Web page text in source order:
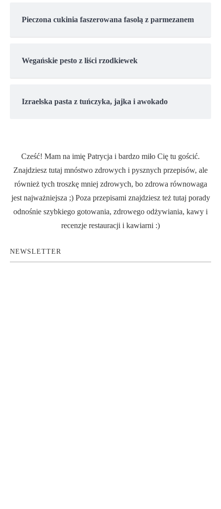
Pieczona cukinia faszerowana fasolą z parmezanem
Wegańskie pesto z liści rzodkiewek
Izraelska pasta z tuńczyka, jajka i awokado
Cześć! Mam na imię Patrycja i bardzo miło Cię tu gościć.
Znajdziesz tutaj mnóstwo zdrowych i pysznych przepisów, ale
również tych troszkę mniej zdrowych, bo zdrowa równowaga
jest najważniejsza ;) Poza przepisami znajdziesz też tutaj porady
odnośnie szybkiego gotowania, zdrowego odżywiania, kawy i
recenzje restauracji i kawiarni :)
NEWSLETTER